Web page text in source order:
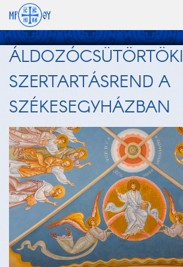
ÁLDOZÓCSÜTÖRTÖKI
SZERTARTÁSREND A
SZÉKESEGYHÁZBAN